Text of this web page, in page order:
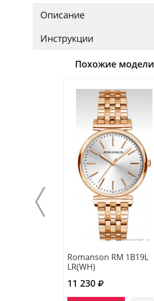
Описание
Инструкции
Похожие модели
Romanson RM 1B19L
LR(WH)
11 230